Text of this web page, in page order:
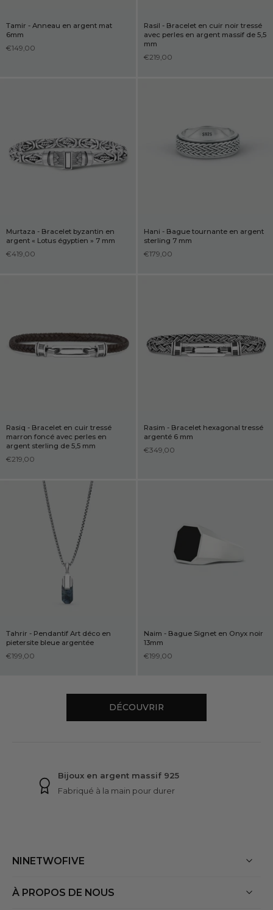
Tamir - Anneau en argent mat
6mm
€149,00
Rasil - Bracelet en cuir noir tressé
avec perles en argent massif de 5,5
mm
€219,00
Murtaza - Bracelet byzantin en
argent « Lotus égyptien » 7 mm
€419,00
Hani - Bague tournante en argent
sterling 7 mm
€179,00
Rasiq - Bracelet en cuir tressé
marron foncé avec perles en
argent sterling de 5,5 mm
€219,00
Rasim - Bracelet hexagonal tressé
argenté 6 mm
€349,00
Tahrir - Pendantif Art déco en
pietersite bleue argentée
€199,00
Naim - Bague Signet en Onyx noir
13mm
€199,00
DÉCOUVRIR
Bijoux en argent massif 925
Fabriqué à la main pour durer
NINETWOFIVE
À PROPOS DE NOUS